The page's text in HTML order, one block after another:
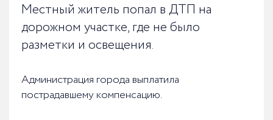
Местный житель попал в ДТП на
дорожном участке, где не было
разметки и освещения.
Администрация города выплатила
пострадавшему компенсацию.